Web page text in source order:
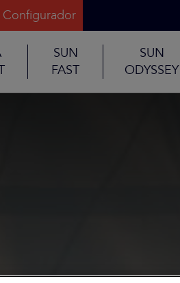
Configurador
SUN
FAST
SUN
ODYSSEY